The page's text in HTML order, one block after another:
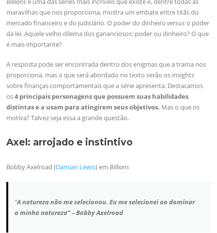
maravilhas que nos proporciona, mostra um embate entre titãs do
mercado financeiro e do judiciário. O poder do dinheiroversus o poder
da lei. Aquele velho dilema dos gananciosos: poder ou dinheiro? O que
é mais importante?
A resposta pode ser encontrada dentro dos enigmas que a trama nos
proporciona, mas o que será abordado no texto serão os insights
sobre finanças comportamentais que a série apresenta. Destacamos
os4 principais personagens que possuem suas habilidades
distintas e a usam para atingirem seus objetivos. Mas o que os
motiva? Talvez seja essa a grande questão.
Axel: arrojado e instintivo
Bobby Axelroad (Damian Lewis) emBillions
“A natureza não me selecionou. Eu me selecionei ao dominar
a minha natureza” – Bobby Axelroad